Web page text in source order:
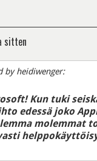
sitten
by heidiwenger:
Kun tuki
edessä joko
molemmat